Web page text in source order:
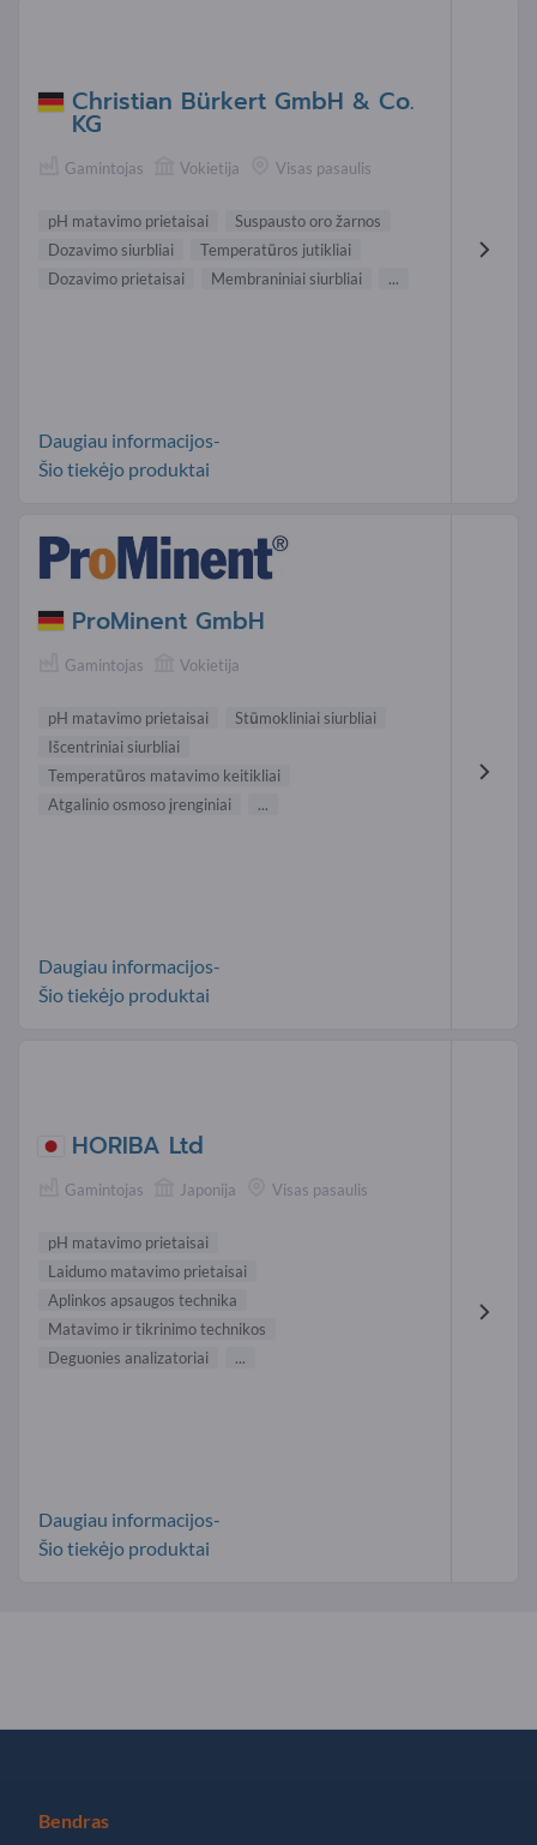
Christian Bürkert GmbH & Co.
KG
Gamintojas Vokietija Visas pasaulis
pH matavimo prietaisai
Suspausto oro žarnos
Dozavimo siurbliai
Temperatūros jutikliai
Dozavimo prietaisai
Membraniniai siurbliai ...
Daugiau informacijos-
Šio tiekėjo produktai
ProMinent GmbH
Gamintojas Vokietija
pH matavimo prietaisai
Stūmokliniai siurbliai
Išcentriniai siurbliai
Temperatūros matavimo keitikliai
Atgalinio osmoso įrenginiai
...
Daugiau informacijos-
Šio tiekėjo produktai
HORIBA Ltd
Gamintojas Japonija Visas pasaulis
pH matavimo prietaisai
Laidumo matavimo prietaisai
Aplinkos apsaugos technika
Matavimo ir tikrinimo technikos
Deguonies analizatoriai
...
Daugiau informacijos-
Šio tiekėjo produktai
Bendras